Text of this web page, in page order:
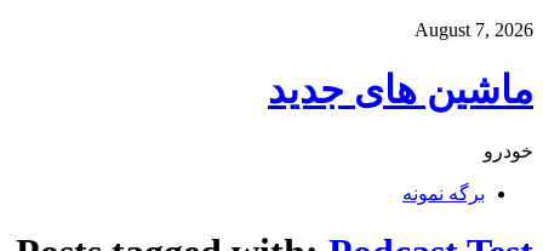
August 7, 2026
ماشین های جدید
خودرو
برگه نمونه